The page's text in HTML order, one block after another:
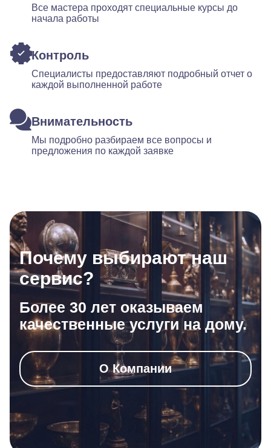
Все мастера проходят специальные курсы до
начала работы
Контроль
Специалисты предоставляют подробный отчет о
каждой выполненной работе
Внимательность
Мы подробно разбираем все вопросы и
предложения по каждой заявке
Почему выбирают наш
сервис?
Более 30 лет оказываем
качественные услуги на дому.
О Компании